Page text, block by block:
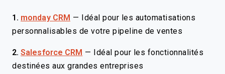
1. monday CRM —
Idéal pour les automatisations
personnalisables de votre pipeline de ventes
2. Salesforce CRM —
Idéal pour les fonctionnalités
destinées aux grandes entreprises